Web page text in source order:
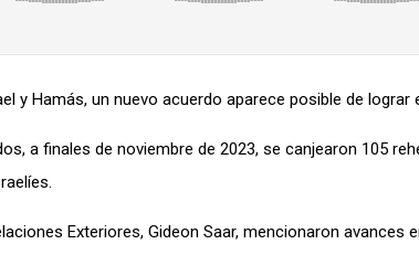
y Hamás, un nuevo acuerdo aparece posible de lograr
a finales de noviembre de 2023, se canjearon 105
Exteriores, Gideon Saar, mencionaron avances